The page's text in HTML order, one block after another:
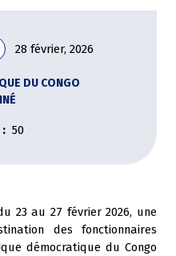
28 février, 2026
DU CONGO
50
23 au 27 février 2026, une
des fonctionnaires
démocratique du Congo